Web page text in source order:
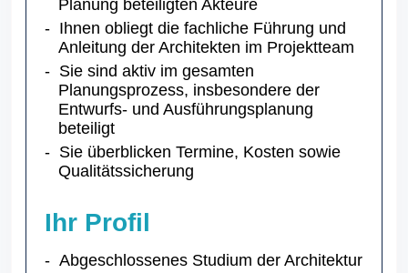
Planung beteiligten Akteure
Ihnen obliegt die fachliche Führung und
Anleitung der Architekten im Projektteam
Sie sind aktiv im gesamten
Planungsprozess, insbesondere der
Entwurfs- und Ausführungsplanung
beteiligt
Sie überblicken Termine, Kosten sowie
Qualitätssicherung
Ihr Profil
Abgeschlossenes Studium der Architektur